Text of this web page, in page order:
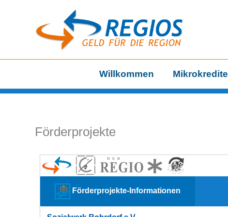
Willkommen Mikrokredite
Förderprojekte
Förderprojekte-Informationen